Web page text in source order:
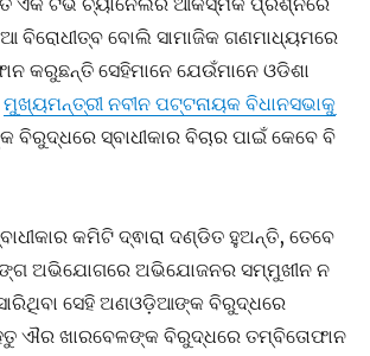
ବିରୋଧୀତ୍ବ ବୋଲି ସାମାଜିକ ଗଣମାଧ୍ୟମରେ
କରୁଛନ୍ତି ସେହିମାନେ ଯେଉଁମାନେ ଓଡିଶା
ମୁଖ୍ୟମନ୍ତ୍ରୀ ନବୀନ ପଟ୍ଟନାୟକ ବିଧାନସଭାକୁ
ବିରୁଦ୍ଧରେ ସ୍ବାଧୀକାର ବିଚାର ପାଇଁ କେବେ ବି
କମିଟି ଦ୍ଵାରା ଦଣ୍ଡିତ ହୁଅନ୍ତି, ତେବେ
ଅଭିଯୋଗରେ ଅଭିଯୋଜନର ସମ୍ମୁଖୀନ ନ
ସେହି ଅଣଓଡ଼ିଆଙ୍କ ବିରୁଦ୍ଧରେ
ଐର ଖାରବେଳଙ୍କ ବିରୁଦ୍ଧରେ ତମ୍ବିତୋଫାନ